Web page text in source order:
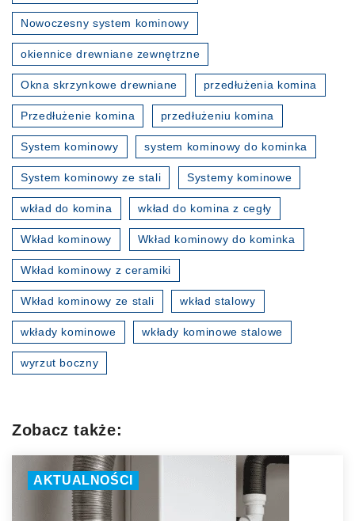
Nowoczesny system kominowy
okiennice drewniane zewnętrzne
Okna skrzynkowe drewniane przedłużenia komina
Przedłużenie komina przedłużeniu komina
System kominowy system kominowy do kominka
System kominowy ze stali Systemy kominowe
wkład do komina wkład do komina z cegły
Wkład kominowy Wkład kominowy do kominka
Wkład kominowy z ceramiki
Wkład kominowy ze stali wkład stalowy
wkłady kominowe wkłady kominowe stalowe
wyrzut boczny
Zobacz także:
AKTUALNOŚCI